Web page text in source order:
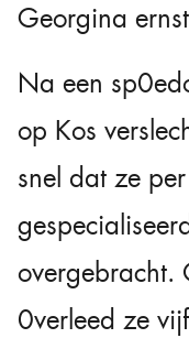
Georgina
Na een
op Kos
snel dat ze
overgebracht.
0verleed ze